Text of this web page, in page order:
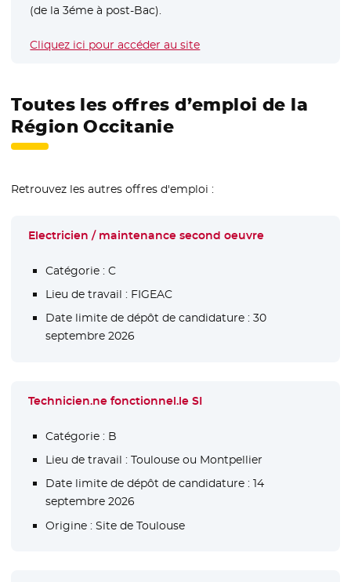
(de la 3éme à post-Bac).
Cliquez ici pour accéder au site
Toutes les offres d’emploi de la
Région Occitanie
Retrouvez les autres offres d'emploi :
Electricien / maintenance second oeuvre
Catégorie : C
Lieu de travail : FIGEAC
Date limite de dépôt de candidature : 30
septembre 2026
Technicien.ne fonctionnel.le SI
Catégorie : B
Lieu de travail : Toulouse ou Montpellier
Date limite de dépôt de candidature : 14
septembre 2026
Origine : Site de Toulouse